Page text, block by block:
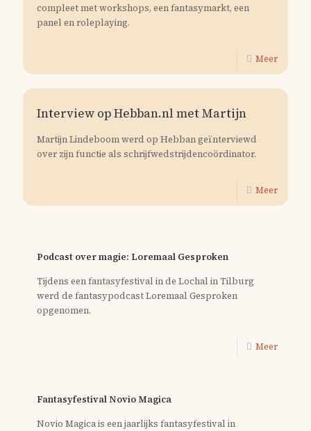
compleet met workshops, een fantasymarkt, een
panel en roleplaying.
Meer
Interview op Hebban.nl met Martijn
Martijn Lindeboom werd op Hebban geïnterviewd
over zijn functie als schrijfwedstrijdencoördinator.
Meer
Podcast over magie: Loremaal Gesproken
Tijdens een fantasyfestival in de Lochal in Tilburg
werd de fantasypodcast Loremaal Gesproken
opgenomen.
Meer
Fantasyfestival Novio Magica
Novio Magica is een jaarlijks fantasyfestival in